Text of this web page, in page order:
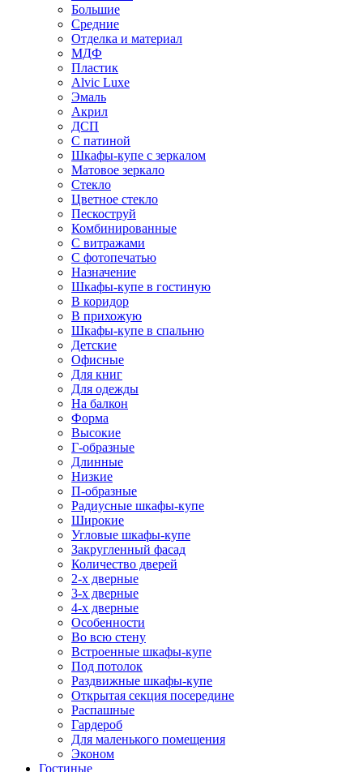
Большие
Средние
Отделка и материал
МДФ
Пластик
Alvic Luxe
Эмаль
Акрил
ДСП
С патиной
Шкафы-купе с зеркалом
Матовое зеркало
Стекло
Цветное стекло
Пескоструй
Комбинированные
С витражами
С фотопечатью
Назначение
Шкафы-купе в гостиную
В коридор
В прихожую
Шкафы-купе в спальню
Детские
Офисные
Для книг
Для одежды
На балкон
Форма
Высокие
Г-образные
Длинные
Низкие
П-образные
Радиусные шкафы-купе
Широкие
Угловые шкафы-купе
Закругленный фасад
Количество дверей
2-х дверные
3-х дверные
4-х дверные
Особенности
Во всю стену
Встроенные шкафы-купе
Под потолок
Раздвижные шкафы-купе
Открытая секция посередине
Распашные
Гардероб
Для маленького помещения
Эконом
Гостиные